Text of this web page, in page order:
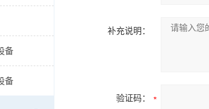
备
备
补充说明：
验证码：